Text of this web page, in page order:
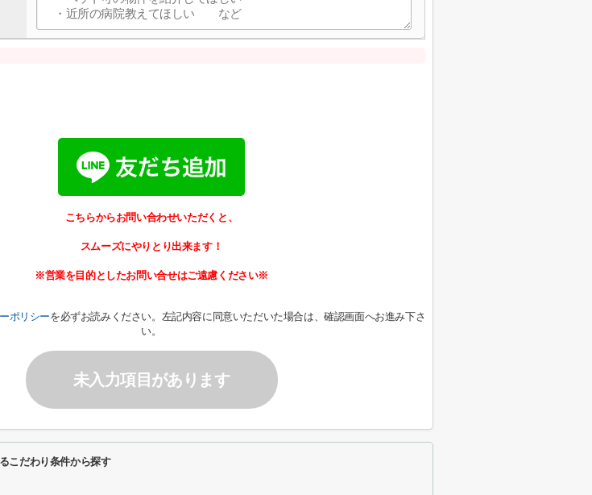
こちらからお問い合わせいただくと、
スムーズにやりとり出来ます！
※営業を目的としたお問い合せはご遠慮ください※
ポリシーを必ずお読みください。左記内容に同意いただいた場合は、確認画面へお進み下さ
い。
未入力項目があります
こだわり条件から探す